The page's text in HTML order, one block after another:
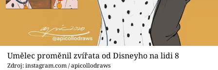
Umělec proměnil zvířata od Disneyho na lidi 8
Zdroj: instagram.com / apicollodraws